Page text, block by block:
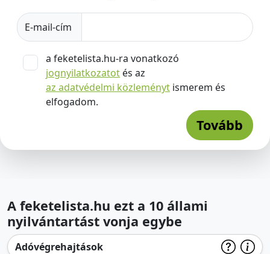
E-mail-cím
a feketelista.hu-ra vonatkozó
jognyilatkozatot és az
az adatvédelmi közleményt ismerem és
elfogadom.
Tovább
A feketelista.hu ezt a 10 állami
nyilvántartást vonja egybe
Adóvégrehajtások